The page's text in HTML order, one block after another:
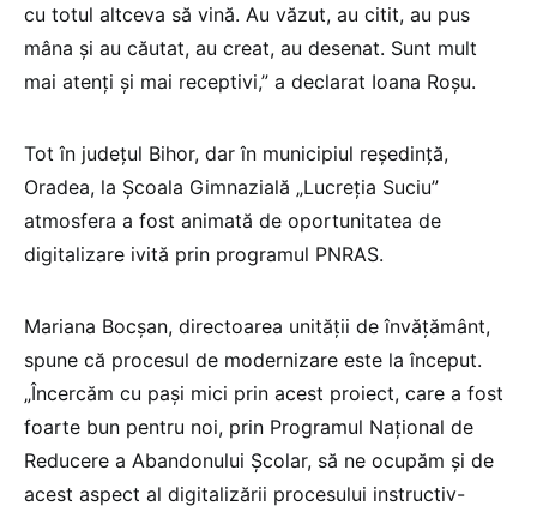
cu totul altceva să vină. Au văzut, au citit, au pus
mâna și au căutat, au creat, au desenat. Sunt mult
mai atenți și mai receptivi,” a declarat Ioana Roșu.
Tot în județul Bihor, dar în municipiul reședință,
Oradea, la Școala Gimnazială „Lucreția Suciu”
atmosfera a fost animată de oportunitatea de
digitalizare ivită prin programul PNRAS.
Mariana Bocșan, directoarea unității de învățământ,
spune că procesul de modernizare este la început.
„Încercăm cu pași mici prin acest proiect, care a fost
foarte bun pentru noi, prin Programul Național de
Reducere a Abandonului Școlar, să ne ocupăm și de
acest aspect al digitalizării procesului instructiv-